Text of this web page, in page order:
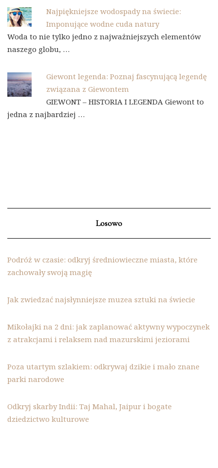
Najpiękniejsze wodospady na świecie:
Imponujące wodne cuda natury
Woda to nie tylko jedno z najważniejszych elementów
naszego globu, …
Giewont legenda: Poznaj fascynującą legendę
związana z Giewontem
GIEWONT – HISTORIA I LEGENDA Giewont to
jedna z najbardziej …
Losowo
Podróż w czasie: odkryj średniowieczne miasta, które
zachowały swoją magię
Jak zwiedzać najsłynniejsze muzea sztuki na świecie
Mikołajki na 2 dni: jak zaplanować aktywny wypoczynek
z atrakcjami i relaksem nad mazurskimi jeziorami
Poza utartym szlakiem: odkrywaj dzikie i mało znane
parki narodowe
Odkryj skarby Indii: Taj Mahal, Jaipur i bogate
dziedzictwo kulturowe